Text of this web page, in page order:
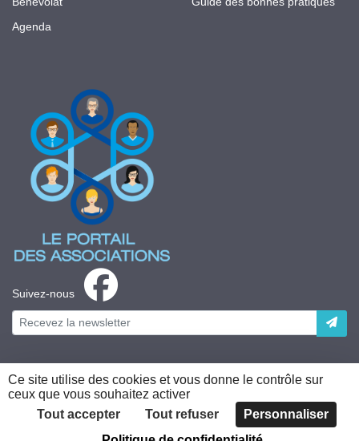
Suivez-nous
Agenda
Plateforme développée en France par
Ce site utilise des cookies et vous donne le contrôle sur
ceux que vous souhaitez activer
Tout accepter
Tout refuser
Personnaliser